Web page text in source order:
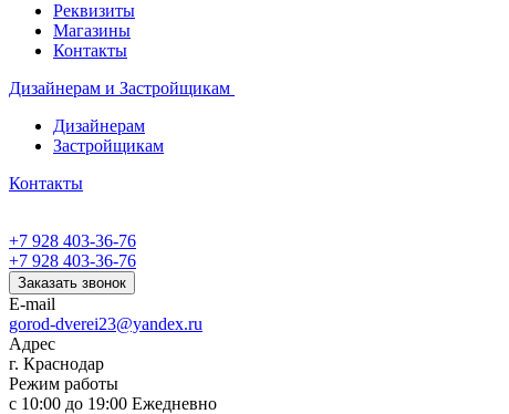
Реквизиты
Магазины
Контакты
Дизайнерам и Застройщикам
Дизайнерам
Застройщикам
Контакты
+7 928 403-36-76
+7 928 403-36-76
Заказать звонок
E-mail
gorod-dverei23@yandex.ru
Адрес
г. Краснодар
Режим работы
с 10:00 до 19:00 Ежедневно